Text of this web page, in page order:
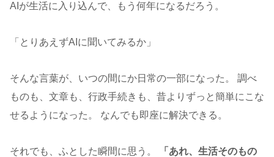
AIが生活に入り込んで、もう何年になるだろう。
「とりあえずAIに聞いてみるか」
そんな言葉が、いつの間にか日常の一部になった。 調べ
ものも、文章も、行政手続きも、昔よりずっと簡単にこな
せるようになった。 なんでも即座に解決できる。
それでも、ふとした瞬間に思う。
「あれ、生活そのもの